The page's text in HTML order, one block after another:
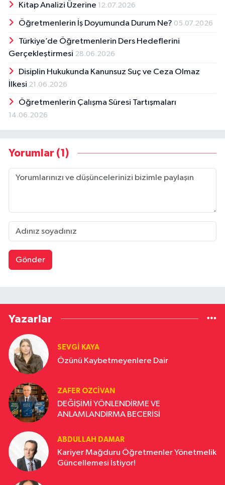
Kitap Analizi Üzerine 12.07.2026
Öğretmenlerin İş Doyumunda Durum Ne? 05.07.2026
Türkiye’de Öğretmenlerin Ders Hedeflerini
Gerçekleştirmesi 28.06.2026
Disiplin Hukukunda Kanunsuz Suç ve Ceza Olmaz
İlkesi 21.06.2026
Öğretmenlerin Çalışma Süresi Tartışmaları
14.06.2026
Yorumlar (1)
Gönder
Yazarlar
SEVGI KAYA
Özünü Kaybetmeyenlere Dair
ZAFER OZCIVAN
DEĞİŞİMİ YÖNLENDİRME VE
ANLAMLANDIRMA BECERİSİ
ABDULLAH DAMAR
Kariyer Mağduru Öğretmenler Yönetmelik
Güncellemesi İstiyor!